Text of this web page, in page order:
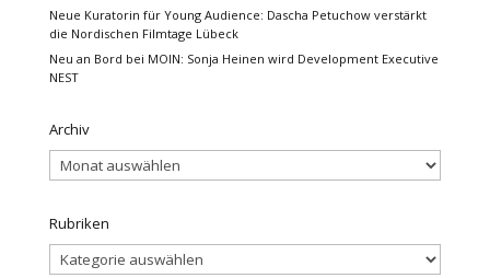
Neue Kuratorin für Young Audience: Dascha Petuchow verstärkt
die Nordischen Filmtage Lübeck
Neu an Bord bei MOIN: Sonja Heinen wird Development Executive
NEST
Archiv
Archiv
Rubriken
Rubriken